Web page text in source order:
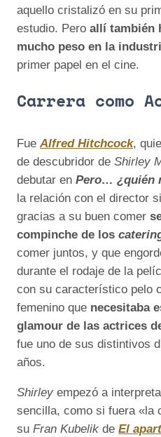
aquello cristalizó en su
estudio. Pero allí también
mucho peso en la
primer papel en el cine.
Carrera como
FueAlfred Hitchcock,
de descubridor de Shirley
debutar en Pero… ¿quién
la relación con el director
gracias a su buen comer
compinche de los
comer juntos, y que
durante el rodaje de la
con su característico pelo
femenino que necesitaba
glamour de las actrices
fue uno de sus distintivos
años.
Shirley empezó a
sencilla, como si fuera «la
su Fran Kubelik de El